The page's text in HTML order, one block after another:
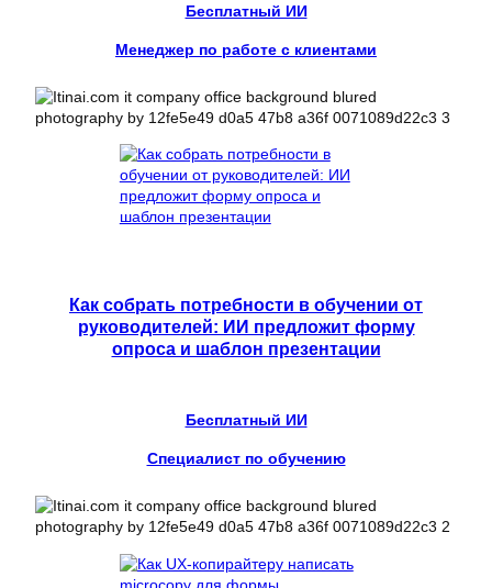
Бесплатный ИИ
Менеджер по работе с клиентами
Как собрать потребности в обучении от
руководителей: ИИ предложит форму
опроса и шаблон презентации
Бесплатный ИИ
Специалист по обучению